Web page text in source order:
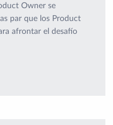
Owner se
par que los Product
afrontar el desafío